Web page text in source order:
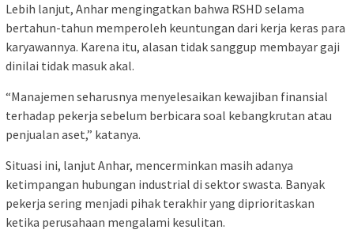
Lebih lanjut, Anhar mengingatkan bahwa RSHD selama
bertahun-tahun memperoleh keuntungan dari kerja keras para
karyawannya. Karena itu, alasan tidak sanggup membayar gaji
dinilai tidak masuk akal.
“Manajemen seharusnya menyelesaikan kewajiban finansial
terhadap pekerja sebelum berbicara soal kebangkrutan atau
penjualan aset,” katanya.
Situasi ini, lanjut Anhar, mencerminkan masih adanya
ketimpangan hubungan industrial di sektor swasta. Banyak
pekerja sering menjadi pihak terakhir yang diprioritaskan
ketika perusahaan mengalami kesulitan.